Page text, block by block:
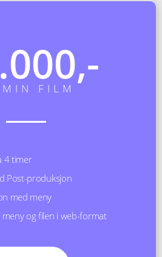
FILM
4 timer
Post-produksjon
med meny
meny og filen i web-format